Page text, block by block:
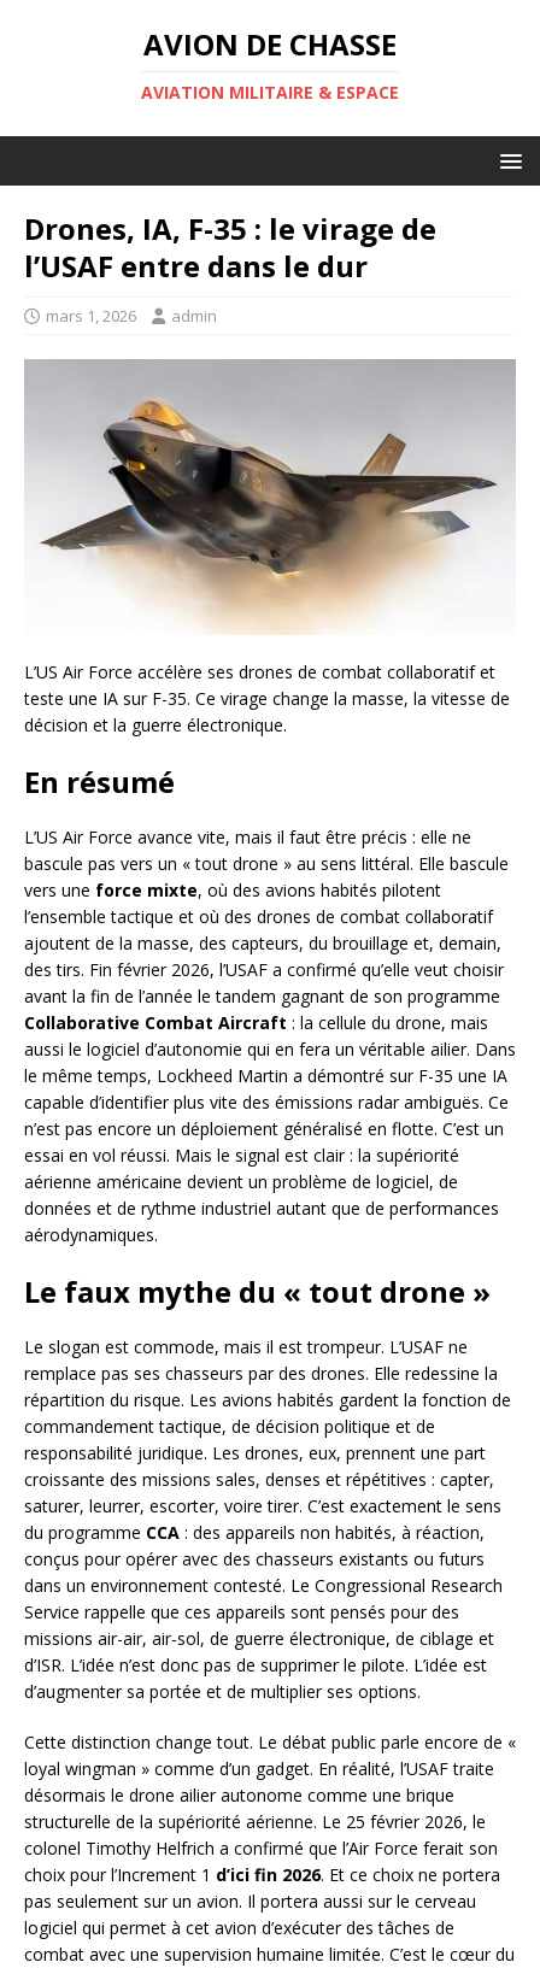
AVION DE CHASSE
AVIATION MILITAIRE & ESPACE
Drones, IA, F-35 : le virage de
l’USAF entre dans le dur
mars 1, 2026 admin
L’US Air Force accélère ses drones de combat collaboratif et
teste une IA sur F-35. Ce virage change la masse, la vitesse de
décision et la guerre électronique.
En résumé
L’US Air Force avance vite, mais il faut être précis : elle ne
bascule pas vers un « tout drone » au sens littéral. Elle bascule
vers une force mixte, où des avions habités pilotent
l’ensemble tactique et où des drones de combat collaboratif
ajoutent de la masse, des capteurs, du brouillage et, demain,
des tirs. Fin février 2026, l’USAF a confirmé qu’elle veut choisir
avant la fin de l’année le tandem gagnant de son programme
Collaborative Combat Aircraft : la cellule du drone, mais
aussi le logiciel d’autonomie qui en fera un véritable ailier. Dans
le même temps, Lockheed Martin a démontré sur F-35 une IA
capable d’identifier plus vite des émissions radar ambiguës. Ce
n’est pas encore un déploiement généralisé en flotte. C’est un
essai en vol réussi. Mais le signal est clair : la supériorité
aérienne américaine devient un problème de logiciel, de
données et de rythme industriel autant que de performances
aérodynamiques.
Le faux mythe du « tout drone »
Le slogan est commode, mais il est trompeur. L’USAF ne
remplace pas ses chasseurs par des drones. Elle redessine la
répartition du risque. Les avions habités gardent la fonction de
commandement tactique, de décision politique et de
responsabilité juridique. Les drones, eux, prennent une part
croissante des missions sales, denses et répétitives : capter,
saturer, leurrer, escorter, voire tirer. C’est exactement le sens
du programme CCA : des appareils non habités, à réaction,
conçus pour opérer avec des chasseurs existants ou futurs
dans un environnement contesté. Le Congressional Research
Service rappelle que ces appareils sont pensés pour des
missions air-air, air-sol, de guerre électronique, de ciblage et
d’ISR. L’idée n’est donc pas de supprimer le pilote. L’idée est
d’augmenter sa portée et de multiplier ses options.
Cette distinction change tout. Le débat public parle encore de «
loyal wingman » comme d’un gadget. En réalité, l’USAF traite
désormais le drone ailier autonome comme une brique
structurelle de la supériorité aérienne. Le 25 février 2026, le
colonel Timothy Helfrich a confirmé que l’Air Force ferait son
choix pour l’Increment 1 d’ici fin 2026. Et ce choix ne portera
pas seulement sur un avion. Il portera aussi sur le cerveau
logiciel qui permet à cet avion d’exécuter des tâches de
combat avec une supervision humaine limitée. C’est le cœur du